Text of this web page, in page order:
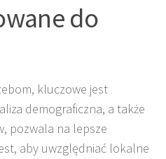
do
kluczowe jest
demograficzna, a także
pozwala na lepsze
aby uwzględniać lokalne